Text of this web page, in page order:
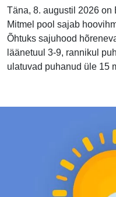
Täna, 8. augustil 2026
Mitmel pool sajab
Õhtuks sajuhood
läänetuul 3-9, rannikul
ulatuvad puhanud üle 15